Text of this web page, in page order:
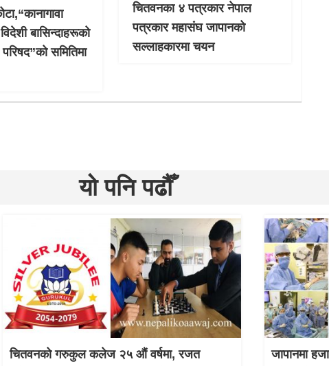
बासिन्दाहरूको
परिषद”को समितिमा
चितवनका ४ पत्रकार नेपाल
पत्रकार महासंघ जापानको
सल्लाहकारमा चयन
यो पनि पढौँ
चितवनको गरुकुल कलेज २५ औं वर्षमा, रजत जापानमा